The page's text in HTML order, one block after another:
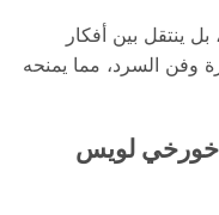
ينتقل بين أفكار
وفن السرد، مما يمنحه
خورخي لويس